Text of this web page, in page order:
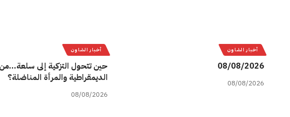
أخبار الشاون
08/08/2026
08/08/2026
أخبار الشاون
حين تتحول التزكية إلى
الديمقراطية والمرأة المناضلة؟
08/08/2026